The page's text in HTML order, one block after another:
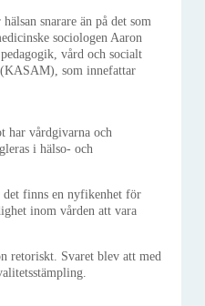
snarare än på det som
sociologen Aaron
vård och socialt
(KASAM), som innefattar
har vårdgivarna och
i hälso- och
det finns en nyfikenhet för
inom vården att vara
retoriskt. Svaret blev att med